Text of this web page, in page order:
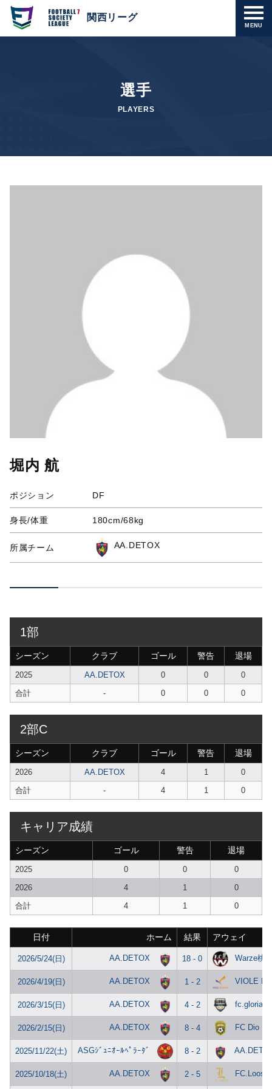
MENU
関西リーグ
選手
PLAYERS
堀内 航
ポジション DF
身長/体重 180cm/68kg
所属チーム AA.DETOX
1部
シーズン クラブ ゴール 警告 退場
2025 AA.DETOX 0 0
0
合計
- 0 0 0
2部C
シーズン クラブ ゴール 警告 退場
2026 AA.DETOX 4 1
0
合計
- 4 1 0
キャリア成績
シーズン ゴール 警告 退場
2025 0 0
0
2026
4 1
0
合計
4 1 0
日付 ホーム 結果 アウェイ
2026/5/24(日) AA.DETOX 18 - 0 Warze桃
2026/4/19(日) AA.DETOX 1 - 2 VIOLE
2026/3/15(日) AA.DETOX 4 - 2 fc.gloria
2026/2/15(日) AA.DETOX 8 - 4 FC Dio
2025/11/22(土) ASGｼﾞｭﾆｵｰﾙﾍﾟﾗｰﾀﾞ 8 - 2
2025/10/18(土) AA.DETOX 2 - 5